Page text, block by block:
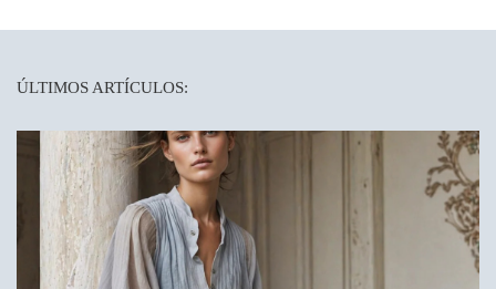
ÚLTIMOS ARTÍCULOS: